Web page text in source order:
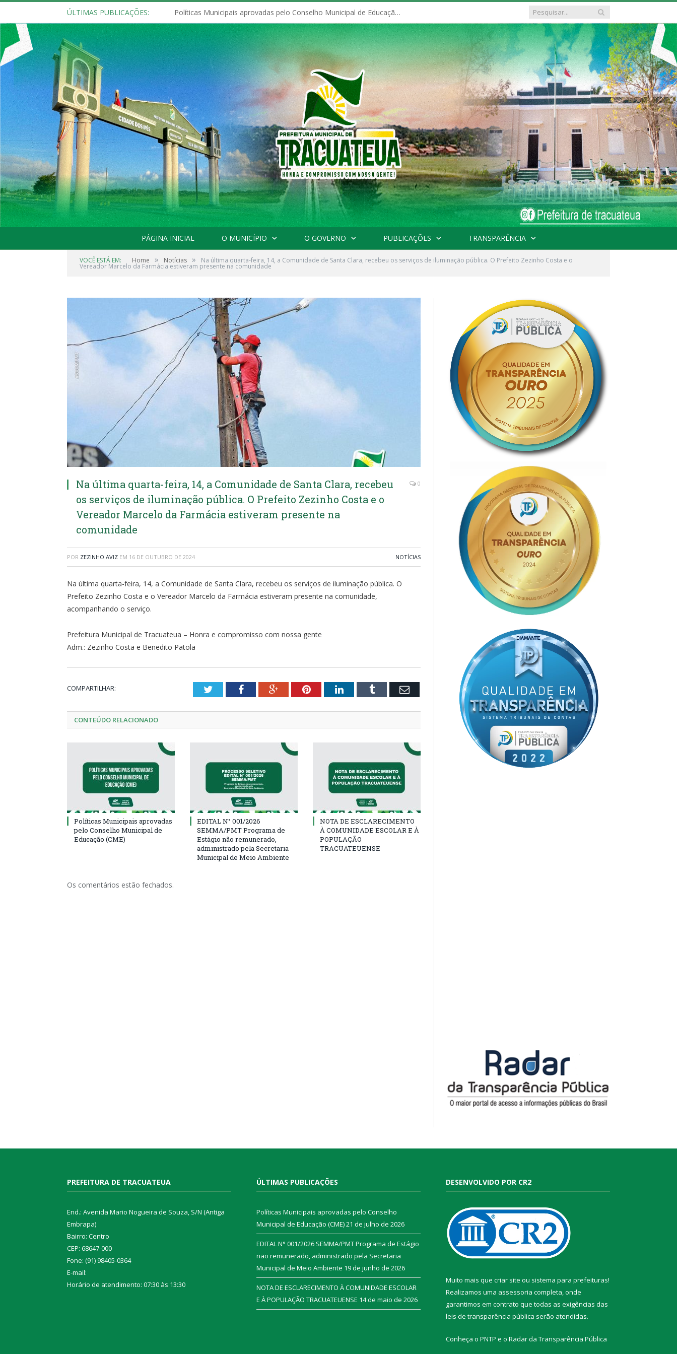
ÚLTIMAS PUBLICAÇÕES: Políticas Municipais aprovadas pelo Conselho Municipal de Educação (CME)
PÁGINA INICIAL O MUNICÍPIO O GOVERNO PUBLICAÇÕES TRANSPARÊNCIA
VOCÊ ESTÁ EM: Home » Notícias » Na última quarta-feira, 14, a Comunidade de Santa Clara, recebeu os serviços de iluminação pública. O Prefeito Zezinho Costa e o
Vereador Marcelo da Farmácia estiveram presente na comunidade
Na última quarta-feira, 14, a Comunidade de Santa Clara, recebeu
os serviços de iluminação pública. O Prefeito Zezinho Costa e o
Vereador Marcelo da Farmácia estiveram presente na
comunidade
0
POR ZEZINHO AVIZ EM 16 DE OUTUBRO DE 2024 NOTÍCIAS
Na última quarta-feira, 14, a Comunidade de Santa Clara, recebeu os serviços de iluminação pública. O
Prefeito Zezinho Costa e o Vereador Marcelo da Farmácia estiveram presente na comunidade,
acompanhando o serviço.
Prefeitura Municipal de Tracuateua – Honra e compromisso com nossa gente
Adm.: Zezinho Costa e Benedito Patola
COMPARTILHAR: TwitterFacebookGoogle+PinterestLinkedInTumblr Email
CONTEÚDO RELACIONADO
Políticas Municipais aprovadas
pelo Conselho Municipal de
Educação (CME)
EDITAL N° 001/2026
SEMMA/PMT Programa de
Estágio não remunerado,
administrado pela Secretaria
Municipal de Meio Ambiente
NOTA DE ESCLARECIMENTO
À COMUNIDADE ESCOLAR E À
POPULAÇÃO
TRACUATEUENSE
Os comentários estão fechados.
PREFEITURA DE TRACUATEUA
End.: Avenida Mario Nogueira de Souza, S/N (Antiga
Embrapa)
Bairro: Centro
CEP: 68647-000
Fone: (91) 98405-0364
E-mail:
Horário de atendimento: 07:30 às 13:30
ÚLTIMAS PUBLICAÇÕES
Políticas Municipais aprovadas pelo Conselho
Municipal de Educação (CME)21 de julho de 2026
EDITAL N° 001/2026 SEMMA/PMT Programa de Estágio
não remunerado, administrado pela Secretaria
Municipal de Meio Ambiente 19 de junho de 2026
NOTA DE ESCLARECIMENTO À COMUNIDADE ESCOLAR
E À POPULAÇÃO TRACUATEUENSE 14 de maio de 2026
DESENVOLVIDO POR CR2
Muito mais que criar site ou sistema para prefeituras!
Realizamos uma assessoria completa, onde
garantimos em contrato que todas as exigências das
leis de transparência pública serão atendidas.
Conheça o PNTP e o Radar da Transparência Pública